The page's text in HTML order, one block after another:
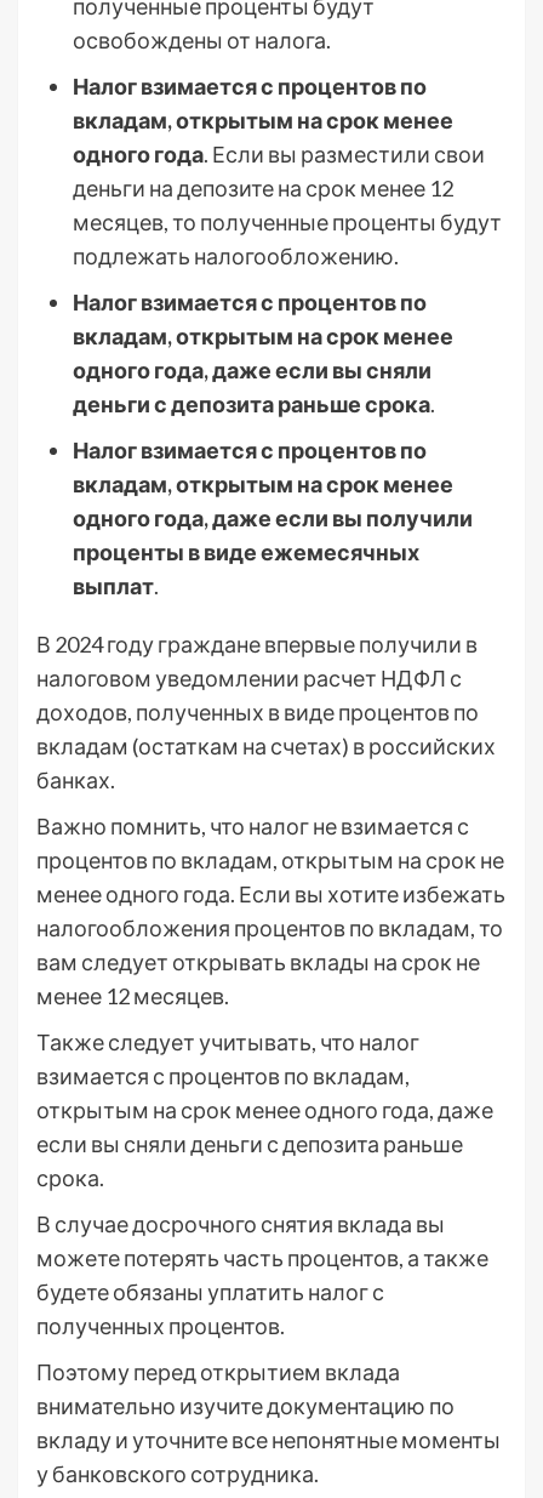
полученные проценты будут
освобождены от налога.
Налог взимается с процентов по
вкладам, открытым на срок менее
одного года. Если вы разместили свои
деньги на депозите на срок менее 12
месяцев, то полученные проценты будут
подлежать налогообложению.
Налог взимается с процентов по
вкладам, открытым на срок менее
одного года, даже если вы сняли
деньги с депозита раньше срока.
Налог взимается с процентов по
вкладам, открытым на срок менее
одного года, даже если вы получили
проценты в виде ежемесячных
выплат.
В 2024 году граждане впервые получили в
налоговом уведомлении расчет НДФЛ с
доходов, полученных в виде процентов по
вкладам (остаткам на счетах) в российских
банках.
Важно помнить, что налог не взимается с
процентов по вкладам, открытым на срок не
менее одного года. Если вы хотите избежать
налогообложения процентов по вкладам, то
вам следует открывать вклады на срок не
менее 12 месяцев.
Также следует учитывать, что налог
взимается с процентов по вкладам,
открытым на срок менее одного года, даже
если вы сняли деньги с депозита раньше
срока.
В случае досрочного снятия вклада вы
можете потерять часть процентов, а также
будете обязаны уплатить налог с
полученных процентов.
Поэтому перед открытием вклада
внимательно изучите документацию по
вкладу и уточните все непонятные моменты
у банковского сотрудника.